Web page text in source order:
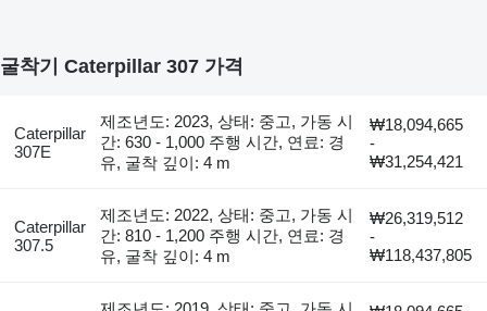
굴착기 Caterpillar 307 가격
Caterpillar
307E
제조년도: 2023, 상태: 중고, 가동 시
간: 630 - 1,000 주행 시간, 연료: 경
유, 굴착 깊이: 4 m
₩18,094,665
-
₩31,254,421
Caterpillar
307.5
제조년도: 2022, 상태: 중고, 가동 시
간: 810 - 1,200 주행 시간, 연료: 경
유, 굴착 깊이: 4 m
₩26,319,512
-
₩118,437,805